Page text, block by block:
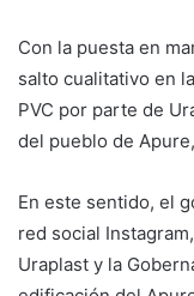
Con la puesta en
salto cualitativo en
PVC por parte de
del pueblo de
En este sentido, el
red social
Uraplast y la